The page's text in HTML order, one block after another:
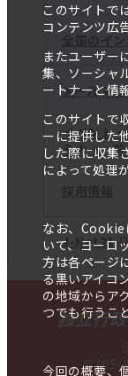
このサイトで
コンテンツ広
またユーザー
集、ソーシャ
ートナーと情
このサイトで
ーに提供した
した際に収集
によって処理
なお、Cookie
いて、ヨーロ
方は各ページ
る黒いアイコ
の地域からア
つでも行うこ
今回の概要、
全国のイ
メールマ
イベント
ミナー一覧
J-Net21
独立行
〒105-